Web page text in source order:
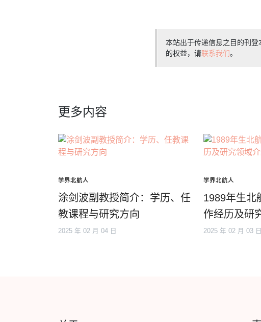
本站出于传递信息之目的刊
的权益，请联系我们。
更多内容
学界北航人
涂剑波副教授简介：学历、任
教课程与研究方向
2025 年 02 月 04 日
学界北航人
1989年生北
作经历及研
2025 年 02 月 03 日